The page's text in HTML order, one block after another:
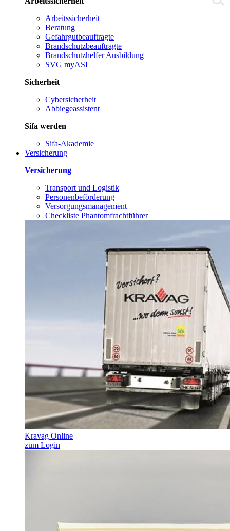
Arbeitssicherheit
Beratung
Gefahrgutbeauftragte
Brandschutzbeauftragte
Brandschutzhelfer Ausbildung
SVG myASI
Sicherheit
Cybersicherheit
Abbiegeassistent
Sifa werden
Sifa-Akademie
Versicherung
Versicherung
Transport und Logistik
Personenbeförderung
Versorgungsmanagement
Checkliste Phantomfrachtführer
Kravag Online
zum Login